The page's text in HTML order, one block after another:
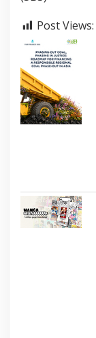
Post Views: